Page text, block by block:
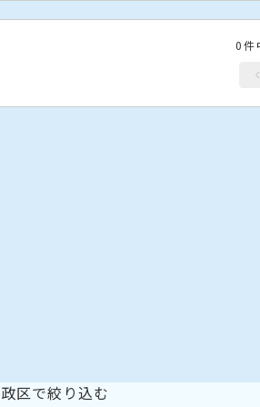
0件
区で絞り込む